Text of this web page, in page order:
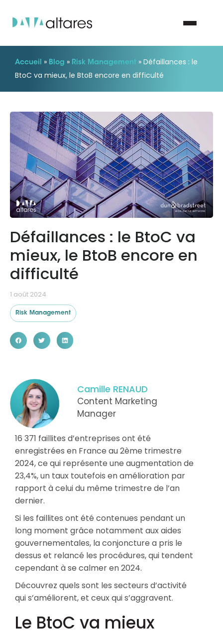
Nous contacter
Vos enjeux
Nos solutions
Nos data
Notre groupe
Ressources
Accueil » Blog » Risk Management » Défaillances : le
BtoC va mieux, le BtoB encore en difficulté
Défaillances : le BtoC va
mieux, le BtoB encore en
difficulté
1 août 2024
Risk Management
Camille RENAUD
Content Marketing
Manager
16 371 faillites d’entreprises ont été
enregistrées en France au 2ème trimestre
2024, ce qui représente une augmentation de
23,4%, un taux toutefois en amélioration par
rapport à celui du même trimestre de l’an
dernier.
Si les faillites ont été contenues pendant un
long moment grâce notamment aux aides
gouvernementales, la conjoncture a pris le
dessus et relancé les procédures, qui tendent
cependant à se calmer en 2024.
Découvrez quels sont les secteurs d’activité
qui s’améliorent, et ceux qui s’aggravent.
Le BtoC va mieux